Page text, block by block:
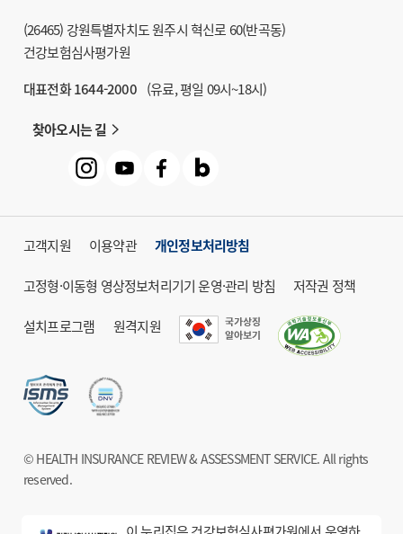
(26465) 강원특별자치도 원주시 혁신로 60(반곡동)
건강보험심사평가원
대표전화 1644-2000 (유료, 평일 09시~18시)
찾아오시는 길
고객지원 이용약관 개인정보처리방침
고정형·이동형 영상정보처리기기 운영·관리 방침 저작권 정책
설치프로그램 원격지원
© HEALTH INSURANCE REVIEW & ASSESSMENT SERVICE. All rights
reserved.